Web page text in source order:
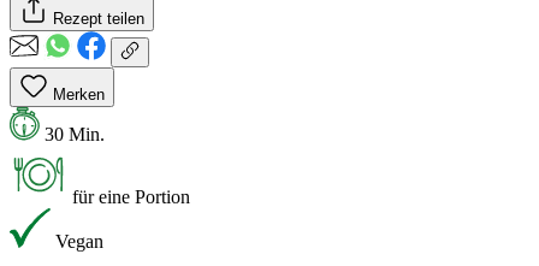
Rezept teilen
Merken
30 Min.
für eine Portion
Vegan